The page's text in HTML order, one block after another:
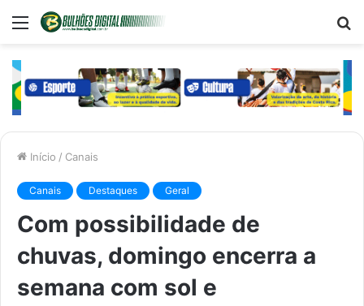
Menu
Início / Canais
Canais Destaques Geral
Com possibilidade de
chuvas, domingo encerra a
semana com sol e